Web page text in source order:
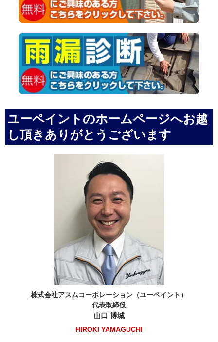
ユーペイントのホームページへお越
し頂きありがとうございます
株式会社アスムコーポレーション（ユーペイント）
代表取締役
山口 博城
HIROKI YAMAGUCHI